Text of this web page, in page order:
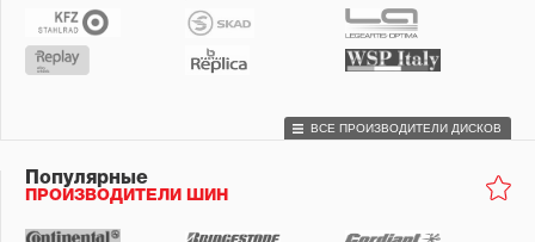
ВСЕ ПРОИЗВОДИТЕЛИ ДИСКОВ
Популярные
ПРОИЗВОДИТЕЛИ ШИН